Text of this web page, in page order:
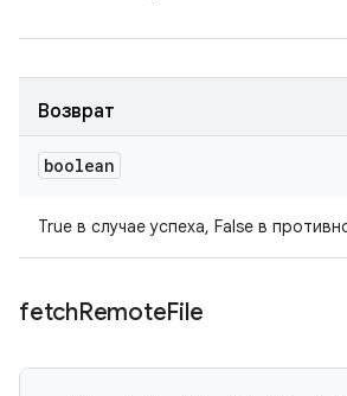
Возврат
boolean
True в случае успеха, False в
fetchRemoteFile